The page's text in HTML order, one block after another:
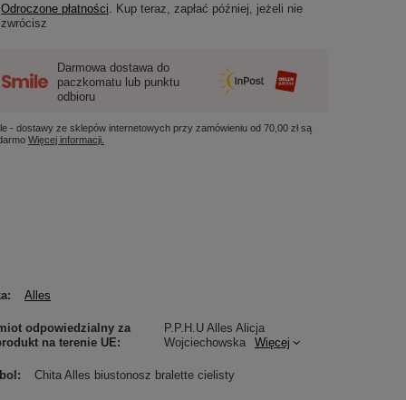
Odroczone płatności . Kup teraz, zapłać później, jeżeli nie
zwrócisz
Darmowa dostawa do
paczkomatu lub punktu
odbioru
- dostawy ze sklepów internetowych przy zamówieniu od70,00 złsą
Więcej informacji.
Alles
odpowiedzialny za
na terenie UE
P.P.H.U Alles Alicja
Wojciechowska
Więcej
Chita Alles biustonosz bralette cielisty